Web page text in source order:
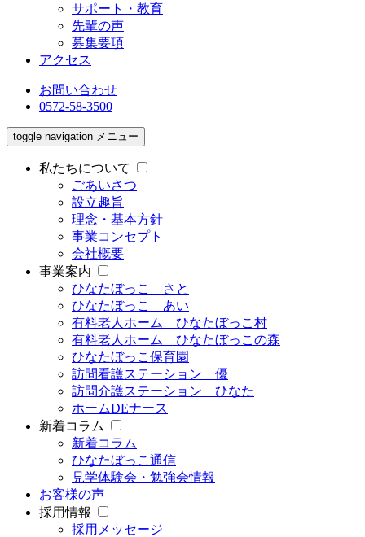
サポート・教育
先輩の声
募集要項
アクセス
お問い合わせ
0572-58-3500
toggle navigation メニュー
私たちについて
ごあいさつ
設立趣旨
理念・基本方針
事業コンセプト
会社概要
事業案内
ひなたぼっこ さと
ひなたぼっこ あい
有料老人ホーム ひなたぼっこ村
有料老人ホーム ひなたぼっこの森
ひなたぼっこ保育園
訪問看護ステーション 優
訪問介護ステーション ひなた
ホームDEナース
新着コラム
新着コラム
ひなたぼっこ通信
見学体験会・勉強会情報
お客様の声
採用情報
採用メッセージ